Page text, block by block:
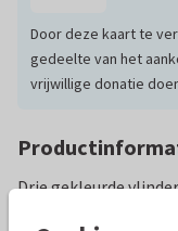
Door deze kaart te
gedeelte van het
vrijwillige donatie
Drie gekleurde